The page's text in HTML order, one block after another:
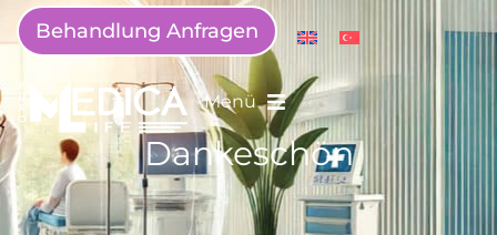
Behandlung Anfragen
Menü
Dankeschön